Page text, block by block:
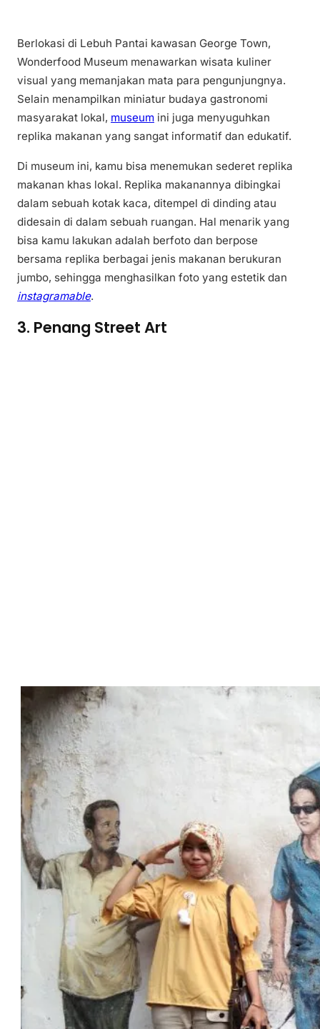
Berlokasi di Lebuh Pantai kawasan George Town,
Wonderfood Museum menawarkan wisata kuliner
visual yang memanjakan mata para pengunjungnya.
Selain menampilkan miniatur budaya gastronomi
masyarakat lokal, museum ini juga menyuguhkan
replika makanan yang sangat informatif dan edukatif.
Di museum ini, kamu bisa menemukan sederet replika
makanan khas lokal. Replika makanannya dibingkai
dalam sebuah kotak kaca, ditempel di dinding atau
didesain di dalam sebuah ruangan. Hal menarik yang
bisa kamu lakukan adalah berfoto dan berpose
bersama replika berbagai jenis makanan berukuran
jumbo, sehingga menghasilkan foto yang estetik dan
instagramable.
3. Penang Street Art